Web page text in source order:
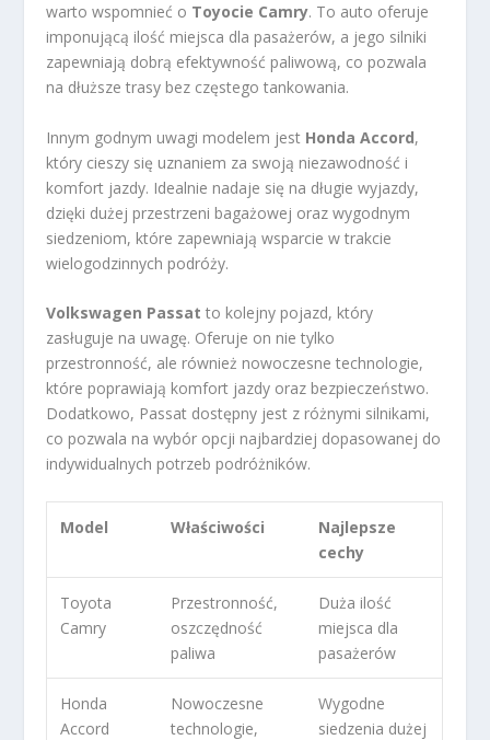
warto wspomnieć o Toyocie Camry. To auto oferuje
imponującą ilość miejsca dla pasażerów, a jego silniki
zapewniają dobrą efektywność paliwową, co pozwala
na dłuższe trasy bez częstego tankowania.
Innym godnym uwagi modelem jest Honda Accord,
który cieszy się uznaniem za swoją niezawodność i
komfort jazdy. Idealnie nadaje się na długie wyjazdy,
dzięki dużej przestrzeni bagażowej oraz wygodnym
siedzeniom, które zapewniają wsparcie w trakcie
wielogodzinnych podróży.
Volkswagen Passat to kolejny pojazd, który
zasługuje na uwagę. Oferuje on nie tylko
przestronność, ale również nowoczesne technologie,
które poprawiają komfort jazdy oraz bezpieczeństwo.
Dodatkowo, Passat dostępny jest z różnymi silnikami,
co pozwala na wybór opcji najbardziej dopasowanej do
indywidualnych potrzeb podróżników.
Model Właściwości
Najlepsze
cechy
Toyota
Camry
Przestronność,
oszczędność
paliwa
Duża ilość
miejsca dla
pasażerów
Honda
Accord
Nowoczesne
technologie,
Wygodne
siedzenia dużej